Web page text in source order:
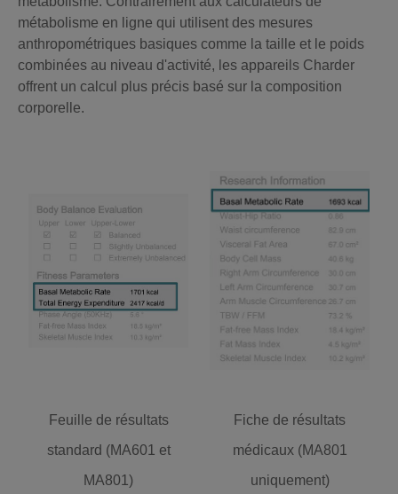
métabolisme en ligne qui utilisent des mesures
anthropométriques basiques comme la taille et le poids
combinées au niveau d'activité, les appareils Charder
offrent un calcul plus précis basé sur la composition
corporelle.
Feuille de résultats
standard (MA601 et
MA801)
Fiche de résultats
médicaux (MA801
uniquement)